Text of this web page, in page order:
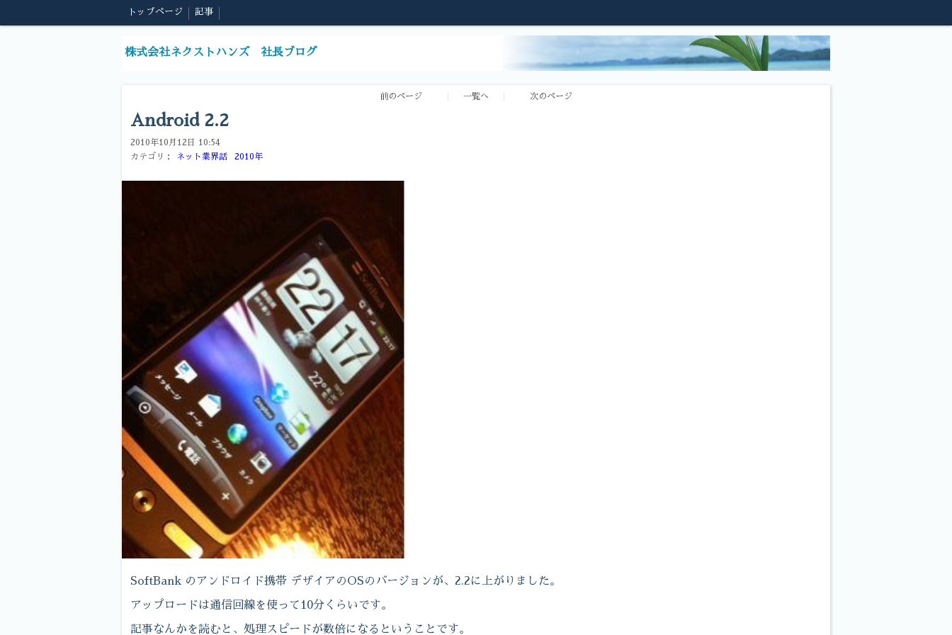
トップページ 記事
株式会社ネクストハンズ 社長ブログ
前のページ 一覧へ 次のページ
Android 2.2
2010年10月12日 10:54
カテゴリ：
ネット業界話 2010年
SoftBank のアンドロイド携帯 デザイアのOSのバージョンが、2.2に上がりました。
アップロードは通信回線を使って10分くらいです。
記事なんかを読むと、処理スピードが数倍になるということです。